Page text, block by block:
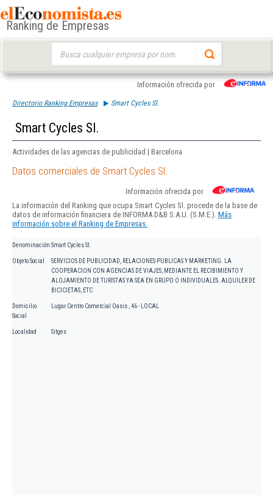
Ranking de Empresas
Información ofrecida por
Directorio Ranking Empresas Smart Cycles Sl.
Smart Cycles Sl.
Actividades de las agencias de publicidad | Barcelona
Datos comerciales de Smart Cycles Sl.
Información ofrecida por
La información del Ranking que ocupa Smart Cycles Sl. procede de la base de
datos de información financiera de INFORMA D&B S.A.U. (S.M.E.). Más
información sobre el Ranking de Empresas.
Denominación Smart Cycles Sl.
Objeto Social
SERVICIOS DE PUBLICIDAD, RELACIONES PUBLICAS Y MARKETING. LA
COOPERACION CON AGENCIAS DE VIAJES, MEDIANTE EL RECIBIMIENTO Y
ALOJAMIENTO DE TURISTAS YA SEA EN GRUPO O INDIVIDUALES. ALQUILER DE
BICIClETAS, ETC
Domicilio
Social
Lugar Centro Comercial Oasis , 46 - LOCAL
Localidad Sitges